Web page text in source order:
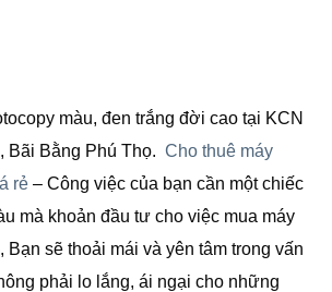
màu, đen trắng đời cao tại KCN
Bãi Bằng Phú Thọ. Cho thuê máy
rẻ – Công việc của bạn cần một chiếc
mà khoản đầu tư cho việc mua máy
Bạn sẽ thoải mái và yên tâm trong vấn
phải lo lắng, ái ngại cho những